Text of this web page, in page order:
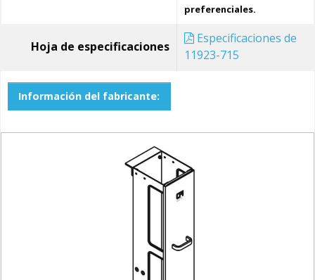
preferenciales.
Hoja de especificaciones
Especificaciones de
11923-715
Información del fabricante: